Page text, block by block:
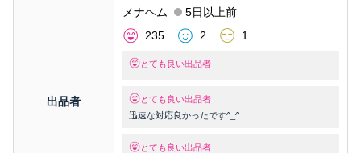
出品者
メナヘム
5日以上前
235
2 1
とても良い出品者
とても良い出品者
迅速な対応良かったです^_^
とても良い出品者